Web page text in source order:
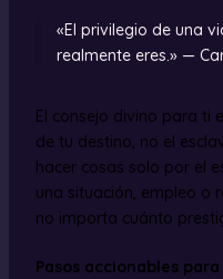
«El privilegio de una
realmente eres.» —
El consejo divino para ti
de tu destino, no el
hacer cosas solo por el
una situación, empleo o
no importa cuánto
Pasos accionables